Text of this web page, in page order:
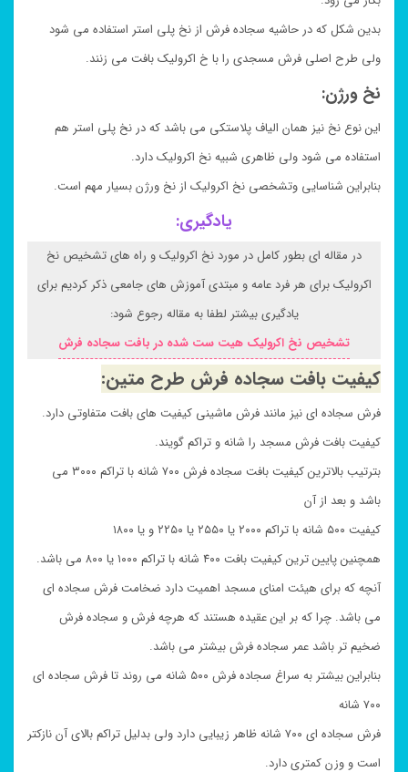
بدین شکل که در حاشیه سجاده فرش از نخ پلی استر استفاده می شود
ولی طرح اصلی فرش مسجدی را با خ اکرولیک بافت می زنند.
نخ ورژن:
این نوع نخ نیز همان الیاف پلاستکی می باشد که در نخ پلی استر هم
استفاده می شود ولی ظاهری شبیه نخ اکرولیک دارد.
بنابراین شناسایی وتشخصی نخ اکرولیک از نخ ورژن بسیار مهم است.
یادگیری:
در مقاله ای بطور کامل در مورد نخ اکرولیک و راه های تشخیص نخ
اکرولیک برای هر فرد عامه و مبتدی آموزش های جامعی ذکر کردیم برای
یادگیری بیشتر لطفا به مقاله رجوع شود:
تشخیص نخ اکرولیک هیت ست شده در بافت سجاده فرش
کیفیت بافت سجاده فرش طرح متین:
فرش سجاده ای نیز مانند فرش ماشینی کیفیت های بافت متفاوتی دارد.
کیفیت بافت فرش مسجد را شانه و تراکم گویند.
بترتیب بالاترین کیفیت بافت سجاده فرش ۷۰۰ شانه با تراکم ۳۰۰۰ می
باشد و بعد از آن
کیفیت ۵۰۰ شانه با تراکم ۲۰۰۰ یا ۲۵۵۰ یا ۲۲۵۰ و یا ۱۸۰۰
همچنین پایین ترین کیفیت بافت ۴۰۰ شانه با تراکم ۱۰۰۰ یا ۸۰۰ می باشد.
آنچه که برای هیئت امنای مسجد اهمیت دارد ضخامت فرش سجاده ای
می باشد. چرا که بر این عقیده هستند که هرچه فرش و سجاده فرش
ضخیم تر باشد عمر سجاده فرش بیشتر می باشد.
بنابراین بیشتر به سراغ سجاده فرش ۵۰۰ شانه می روند تا فرش سجاده ای
۷۰۰ شانه
فرش سجاده ای ۷۰۰ شانه ظاهر زیبایی دارد ولی بدلیل تراکم بالای آن نازکتر
است و وزن کمتری دارد.